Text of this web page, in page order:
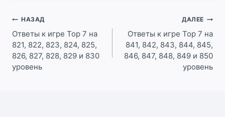
Навигация
по
записям
НАЗАД
Ответы к игре Top 7 на
821, 822, 823, 824, 825,
826, 827, 828, 829 и 830
уровень
ДАЛЕЕ
Ответы к игре Top 7 на
841, 842, 843, 844, 845,
846, 847, 848, 849 и 850
уровень